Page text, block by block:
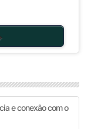
e conexão com o